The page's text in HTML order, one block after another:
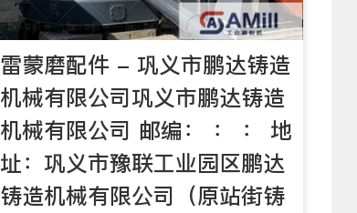
雷蒙磨配件 - 巩义市鹏达铸造
机械有限公司巩义市鹏达铸造
机械有限公司 邮编： ： ： 地
址：巩义市豫联工业园区鹏达
铸造机械有限公司（原站街铸